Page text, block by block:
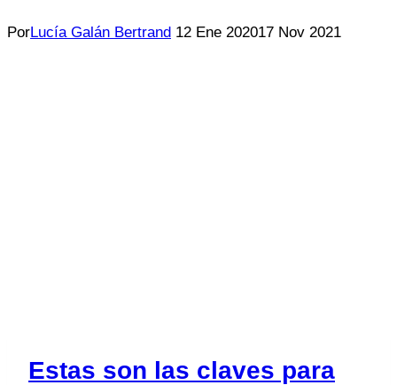
PorLucía Galán Bertrand 12 Ene 202017 Nov 2021
Estas son las claves para